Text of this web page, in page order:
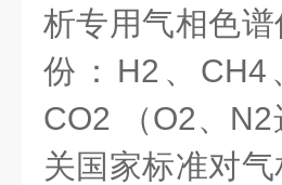
析专用气相色谱
份： H2 、 CH4
CO2
（O2、 N2
关国家标准对